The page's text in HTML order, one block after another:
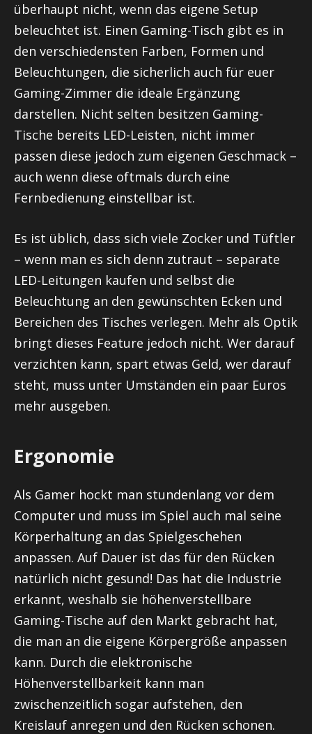
überhaupt nicht, wenn das eigene Setup
beleuchtet ist. Einen Gaming-Tisch gibt es in
den verschiedensten Farben, Formen und
Beleuchtungen, die sicherlich auch für euer
Gaming-Zimmer die ideale Ergänzung
darstellen. Nicht selten besitzen Gaming-
Tische bereits LED-Leisten, nicht immer
passen diese jedoch zum eigenen Geschmack –
auch wenn diese oftmals durch eine
Fernbedienung einstellbar ist.
Es ist üblich, dass sich viele Zocker und Tüftler
– wenn man es sich denn zutraut – separate
LED-Leitungen kaufen und selbst die
Beleuchtung an den gewünschten Ecken und
Bereichen des Tisches verlegen. Mehr als Optik
bringt dieses Feature jedoch nicht. Wer darauf
verzichten kann, spart etwas Geld, wer darauf
steht, muss unter Umständen ein paar Euros
mehr ausgeben.
Ergonomie
Als Gamer hockt man stundenlang vor dem
Computer und muss im Spiel auch mal seine
Körperhaltung an das Spielgeschehen
anpassen. Auf Dauer ist das für den Rücken
natürlich nicht gesund! Das hat die Industrie
erkannt, weshalb sie höhenverstellbare
Gaming-Tische auf den Markt gebracht hat,
die man an die eigene Körpergröße anpassen
kann. Durch die elektronische
Höhenverstellbarkeit kann man
zwischenzeitlich sogar aufstehen, den
Kreislauf anregen und den Rücken schonen.